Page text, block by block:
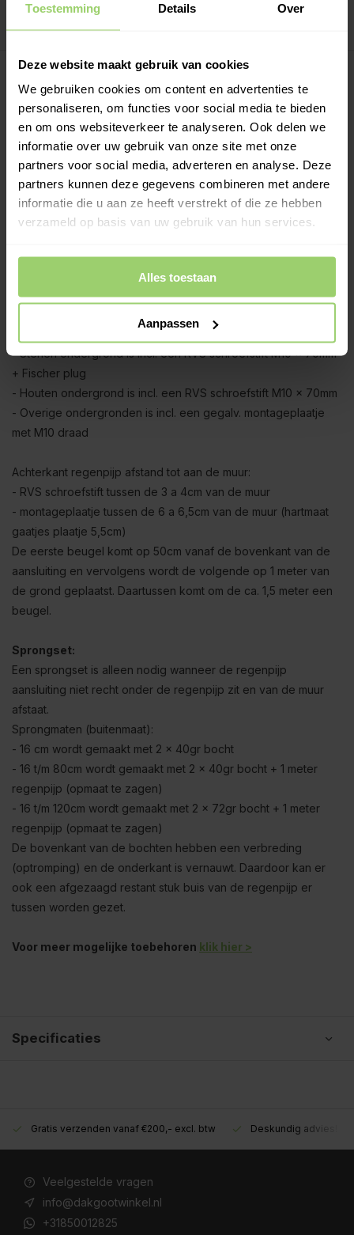
Toestemming Details Over
Deze website maakt gebruik van cookies
We gebruiken cookies om content en advertenties te
personaliseren, om functies voor social media te bieden
en om ons websiteverkeer te analyseren. Ook delen we
informatie over uw gebruik van onze site met onze
partners voor social media, adverteren en analyse. Deze
partners kunnen deze gegevens combineren met andere
informatie die u aan ze heeft verstrekt of die ze hebben
verzameld op basis van uw gebruik van hun services.
Alles toestaan
Aanpassen
Meer dan 10 jaar tevreden shoppers!
Beschrijving
Regenpijp lengtes:
Regenpijpen worden eenvoudig in elkaar geschoven. Per
deel wordt deze ca 5 a 10cm in de onderliggen buis
geschoven. Om die reden is bijvoorbeeld de 4,95 meter set (1
x 3 meter + 1 x 2 meter) ca. 5cm korter na montage.
De regenpijp wordt geleverd inclusiefzinkenbeugels met
RVS schroefoog en zinken dubbele overschuifwrong (de
wrong zorgt voor traditioneel uiterlijk).
- Stenen ondergrond is incl. een RVS schroefstift M10 x 70mm
+ Fischer plug
- Houten ondergrond is incl. een RVS schroefstift M10 x 70mm
- Overige ondergronden is incl. een gegalv. montageplaatje
met M10 draad
Achterkant regenpijp afstand tot aan de muur:
- RVS schroefstift tussen de 3 a 4cm van de muur
- montageplaatje tussen de 6 a 6,5cm van de muur (hartmaat
gaatjes plaatje 5,5cm)
De eerste beugel komt op 50cm vanaf de bovenkant van de
aansluiting en vervolgens wordt de volgende op 1 meter van
de grond geplaatst. Daartussen komt om de ca. 1,5 meter een
beugel.
Sprongset:
Een sprongset is alleen nodig wanneer de regenpijp
aansluiting niet recht onder de regenpijp zit en van de muur
afstaat.
Sprongmaten (buitenmaat):
- 16 cm wordt gemaakt met 2 x 40gr bocht
- 16 t/m 80cm wordt gemaakt met 2 x 40gr bocht + 1 meter
regenpijp (opmaat te zagen)
- 16 t/m 120cm wordt gemaakt met 2 x 72gr bocht + 1 meter
regenpijp (opmaat te zagen)
De bovenkant van de bochten hebben een verbreding
(optromping) en de onderkant is vernauwt. Daardoor kan er
ook een afgezaagd restant stuk buis van de regenpijp er
tussen worden gezet.
Voor meer mogelijke toebehoren klik hier >
Specificaties
Gratis verzenden vanaf €200,- excl. btw Deskundig advies!
Veelgestelde vragen
info@dakgootwinkel.nl
+31850012825